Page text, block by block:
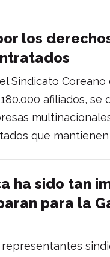
los
Sindicato
afiliados, se
que
ha sido tan
para la
representantes